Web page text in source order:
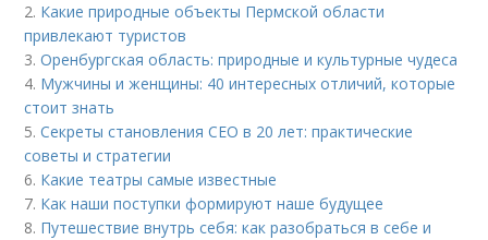
2. Какие природные объекты Пермской области
привлекают туристов
3.Оренбургская область: природные и культурные чудеса
4. Мужчины и женщины: 40 интересных отличий, которые
стоит знать
5.Секреты становления CEO в 20 лет: практические
советы и стратегии
6. Какие театры самые известные
7. Как наши поступки формируют наше будущее
8. Путешествие внутрь себя: как разобраться в себе и